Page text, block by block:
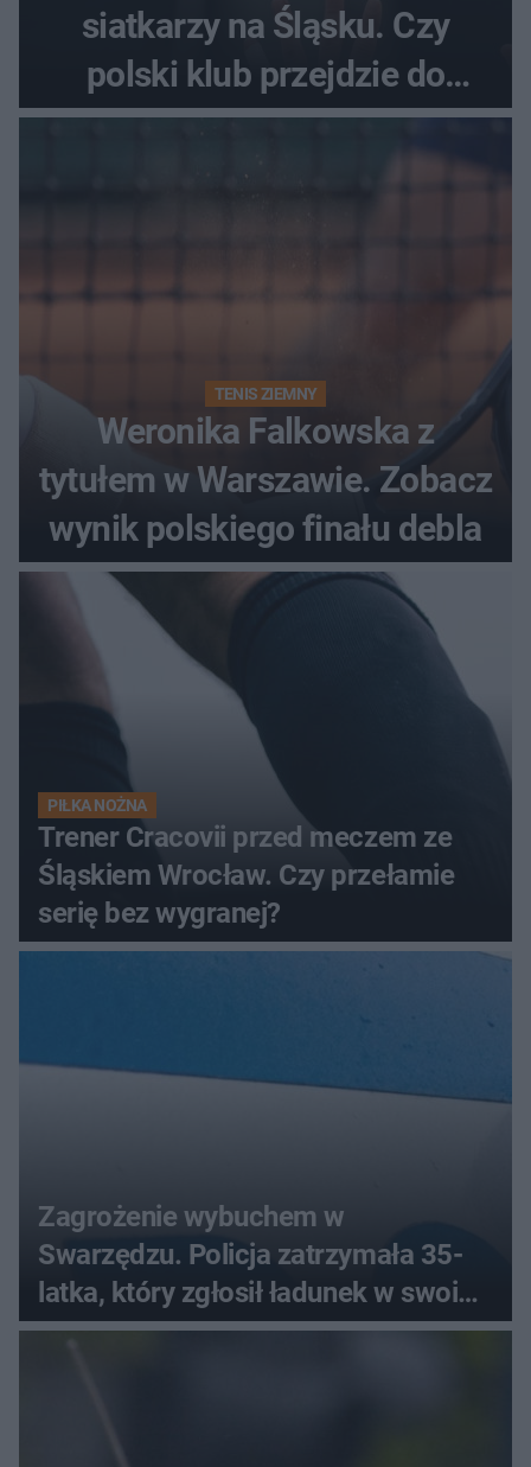
siatkarzy na Śląsku. Czy
polski klub przejdzie do
historii
TENIS ZIEMNY
Weronika Falkowska z
tytułem w Warszawie. Zobacz
wynik polskiego finału debla
PIŁKA NOŻNA
Trener Cracovii przed meczem ze
Śląskiem Wrocław. Czy przełamie
serię bez wygranej?
Zagrożenie wybuchem w
Swarzędzu. Policja zatrzymała 35-
latka, który zgłosił ładunek w swoim
aucie